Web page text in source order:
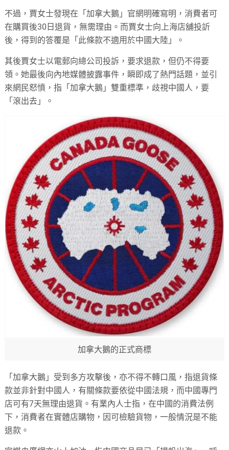
不過，賈女士發現在「加拿大鵝」官網明確寫明，消費者可
在購買後30日退貨，無需理由。而賈女士向上海店舖投訢
後，得到的答覆是「此條款不適用於中國大陸」。
其後賈女士以電郵向總公司投訴，要求退款，但仍不得要
領。她最後向內地媒體披露事件，瞬即成了熱門話題，並引
來網民怒憤，指「加拿大鵝」雙重標準，歧視中國人，要
「滾出去」。
加拿大鵝的正式商標
「加拿大鵝」受到多方攻擊後，亦不得不轉口風，指退貨條
款並非針對中國人，有關條款要依從中國法規，而中國專門
店可有7天無理由退貨。有業內人士指，在中國的消費法例
下，消費者在實體店購物，因可檢驗貨物，一般情況是不能
退款。